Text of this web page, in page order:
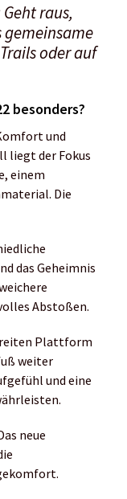
raus,
oder auf
besonders?
und
liegt der Fokus
einem
Die
das Geheimnis
Abstoßen.
Plattform
weiter
und eine
neue